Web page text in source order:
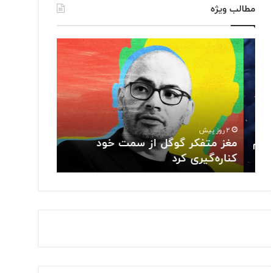
مطالب ویژه
مغز
متفکر
گوگل
سمت
خود
کناره‌گیری
کرد
مغز متفکر گوگل از سمت خود
کناره‌گیری کرد
حافظ